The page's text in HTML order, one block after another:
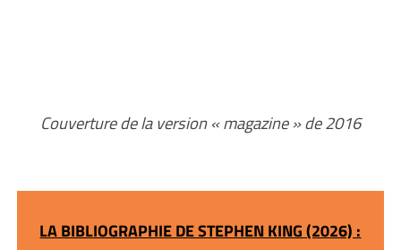
Couverture de la version « magazine » de 2016
LA BIBLIOGRAPHIE DE STEPHEN KING (2026) :